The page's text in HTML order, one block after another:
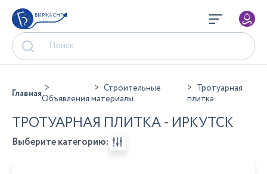
БИРЖА СНГ
ГлавнаяОбъявления
Строительные
материалы
Тротуарная
плитка
ТРОТУАРНАЯ ПЛИТКА - ИРКУТСК
Выберите категорию: